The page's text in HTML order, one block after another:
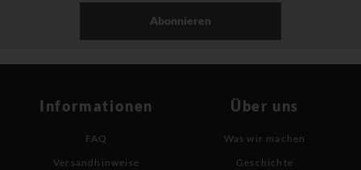
Abonnieren
Informationen
FAQ
Versandhinweise
Über uns
Was wir machen
Geschichte